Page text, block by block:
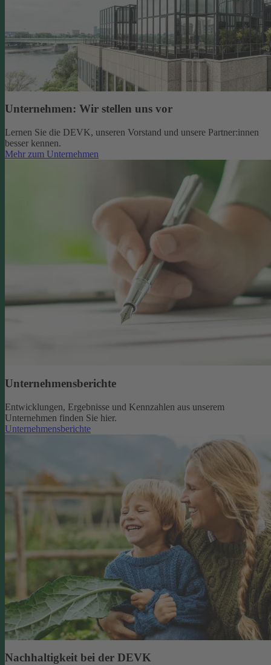
Unternehmen: Wir stellen uns vor
Lernen Sie die DEVK, unseren Vorstand und unsere Partner:innen
besser kennen.
Mehr zum Unternehmen
Unternehmensberichte
Entwicklungen, Ergebnisse und Kennzahlen aus unserem
Unternehmen finden Sie hier.
Unternehmensberichte
Nachhaltigkeit bei der DEVK